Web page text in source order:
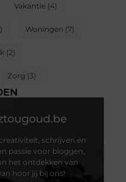
Vakantie(4)
Woningen (7)
(2)
Zorg (3)
schrijven en
passie voor bloggen,
het ontdekken van
hoor jij bij ons!